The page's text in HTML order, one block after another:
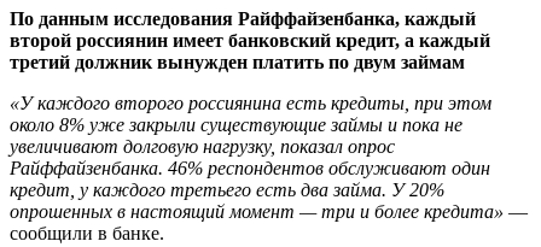
По данным исследования Райффайзенбанка, каждый
второй россиянин имеет банковский кредит, а каждый
третий должник вынужден платить по двум займам
«У каждого второго россиянина есть кредиты, при этом
около 8% уже закрыли существующие займы и пока не
увеличивают долговую нагрузку, показал опрос
Райффайзенбанка. 46% респондентов обслуживают один
кредит, у каждого третьего есть два займа. У 20%
опрошенных в настоящий момент — три и более кредита» —
сообщили в банке.